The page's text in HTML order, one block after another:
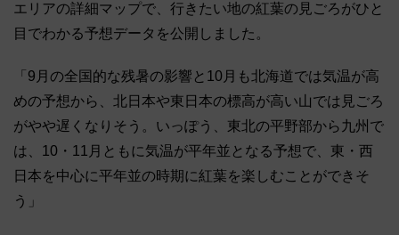
エリアの詳細マップで、行きたい地の紅葉の見ごろがひと
目でわかる予想データを公開しました。
「9月の全国的な残暑の影響と10月も北海道では気温が高
めの予想から、北日本や東日本の標高が高い山では見ごろ
がやや遅くなりそう。いっぽう、東北の平野部から九州で
は、10・11月ともに気温が平年並となる予想で、東・西
日本を中心に平年並の時期に紅葉を楽しむことができそ
う」